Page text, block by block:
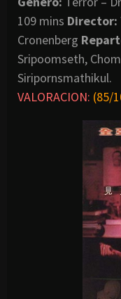
109 mins Director:
Cronenberg
Sripoomseth,
Siripornsmathikul.
VALORACION: (85/